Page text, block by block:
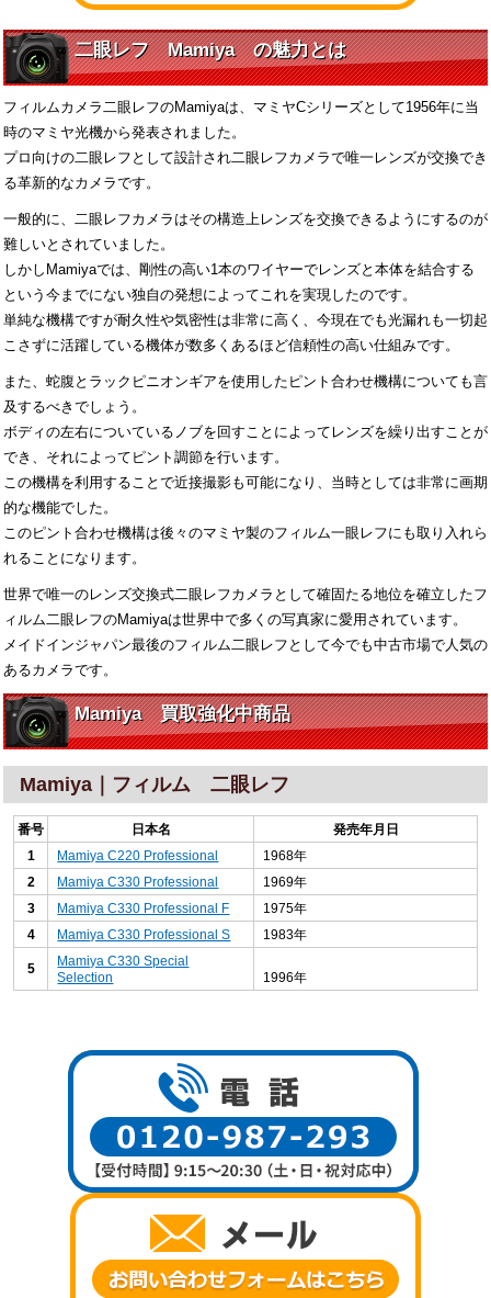
二眼レフ Mamiya の魅力とは
フィルムカメラ二眼レフのMamiyaは、マミヤCシリーズとして1956年に当
時のマミヤ光機から発表されました。
プロ向けの二眼レフとして設計され二眼レフカメラで唯一レンズが交換でき
る革新的なカメラです。
一般的に、二眼レフカメラはその構造上レンズを交換できるようにするのが
難しいとされていました。
しかしMamiyaでは、剛性の高い1本のワイヤーでレンズと本体を結合する
という今までにない独自の発想によってこれを実現したのです。
単純な機構ですが耐久性や気密性は非常に高く、今現在でも光漏れも一切起
こさずに活躍している機体が数多くあるほど信頼性の高い仕組みです。
また、蛇腹とラックピニオンギアを使用したピント合わせ機構についても言
及するべきでしょう。
ボディの左右についているノブを回すことによってレンズを繰り出すことが
でき、それによってピント調節を行います。
この機構を利用することで近接撮影も可能になり、当時としては非常に画期
的な機能でした。
このピント合わせ機構は後々のマミヤ製のフィルム一眼レフにも取り入れら
れることになります。
世界で唯一のレンズ交換式二眼レフカメラとして確固たる地位を確立したフ
ィルム二眼レフのMamiyaは世界中で多くの写真家に愛用されています。
メイドインジャパン最後のフィルム二眼レフとして今でも中古市場で人気の
あるカメラです。
Mamiya 買取強化中商品
Mamiya｜フィルム 二眼レフ
番号 日本名
発売年月日
1
Mamiya C220 Professional
1968年
2
Mamiya C330 Professional
1969年
3
Mamiya C330 Professional F
1975年
4
Mamiya C330 Professional S 1983年
5
Mamiya C330 Special
Selection
1996年